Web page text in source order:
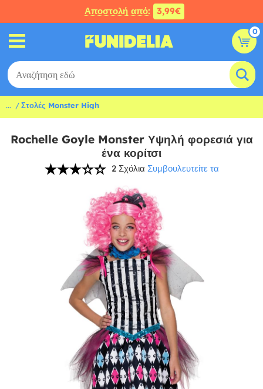
Αποστολή από: 3,99€
0
... Στολές Monster High
Rochelle Goyle Monster Υψηλή φορεσιά για
ένα κορίτσι
2 Σχόλια Συμβουλευτείτε τα